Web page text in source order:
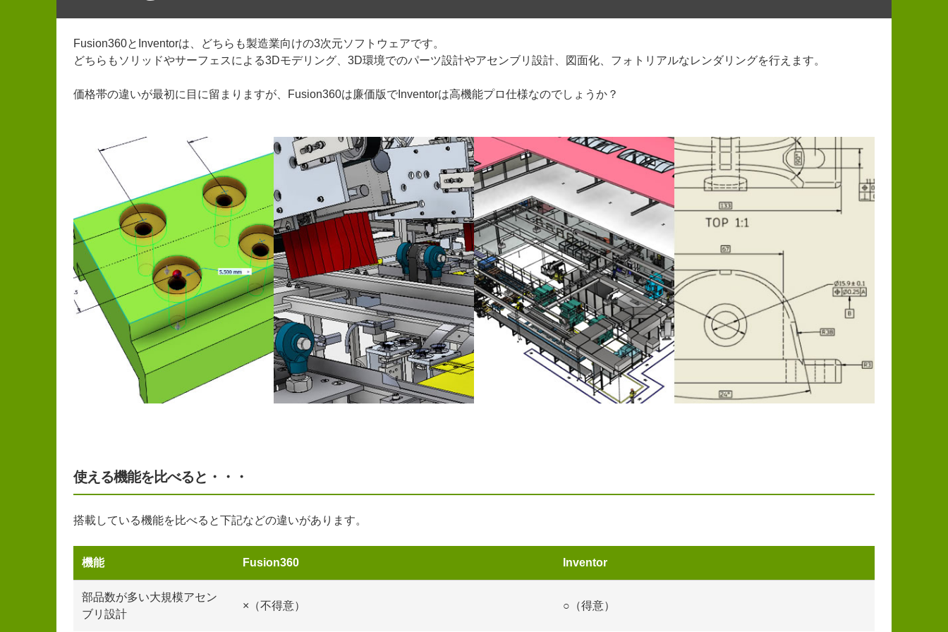
Fusion360とInventorは、どちらも製造業向けの3次元ソフトウェアです。
どちらもソリッドやサーフェスによる3Dモデリング、3D環境でのパーツ設計やアセンブリ設計、図面化、フォトリアルなレンダリングを行えます。
価格帯の違いが最初に目に留まりますが、Fusion360は廉価版でInventorは高機能プロ仕様なのでしょうか？
使える機能を比べると・・・
搭載している機能を比べると下記などの違いがあります。
機能 Fusion360 Inventor
部品数が多い大規模アセン
ブリ設計
×（不得意） ○（得意）